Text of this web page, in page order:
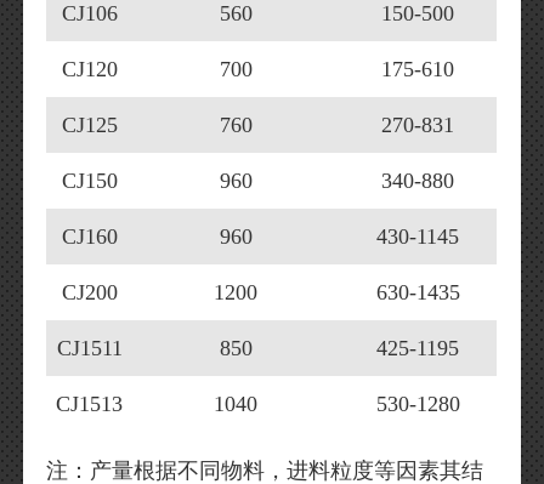
CJ106 560 150-500
CJ120 700 175-610
CJ125 760 270-831
CJ150 960 340-880
CJ160 960 430-1145
CJ200 1200 630-1435
CJ1511 850 425-1195
CJ1513 1040 530-1280
注：产量根据不同物料，进料粒度等因素其结